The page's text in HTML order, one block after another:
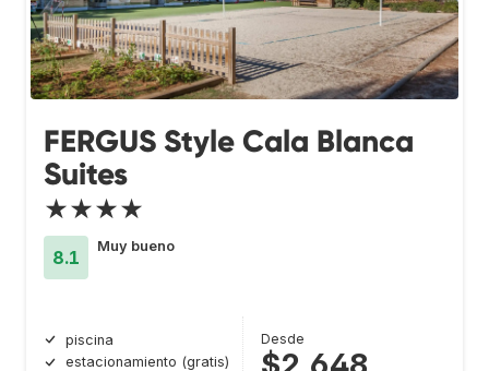
FERGUS Style Cala Blanca
Suites
★★★★
8.1
Muy bueno
piscina
estacionamiento (gratis)
Desde